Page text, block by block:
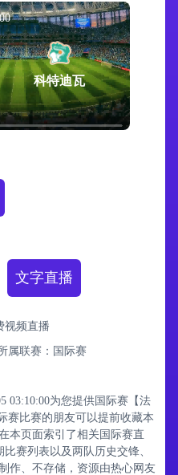
科特迪瓦
文字直播
视频直播
属联赛： 国际赛
03:10:00为您提供国际赛【法
赛比赛的朋友可以提前收藏本
本页面索引了相关国际赛直
赛列表以及两队历史交锋、
作、不存储，资源由热心网友